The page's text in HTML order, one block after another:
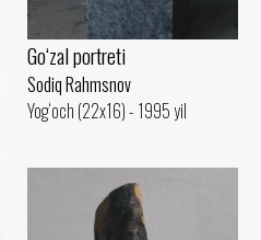
Go‘zal portreti
Sodiq Rahmsnov
Yog‘och (22x16) - 1995 yil